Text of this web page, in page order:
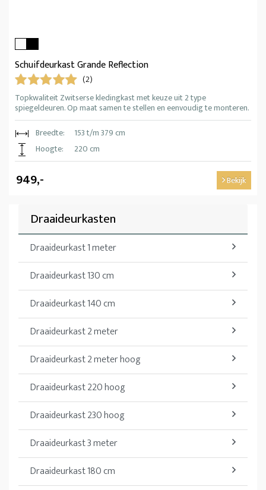
Schuifdeurkast Grande Reflection
(2)
Topkwaliteit Zwitserse kledingkast met keuze uit 2 type
spiegeldeuren. Op maat samen te stellen en eenvoudig te monteren.
Breedte:
153 t/m 379 cm
Hoogte:
220 cm
949,- Bekijk
Draaideurkasten
Draaideurkast 1 meter
Draaideurkast 130 cm
Draaideurkast 140 cm
Draaideurkast 2 meter
Draaideurkast 2 meter hoog
Draaideurkast 220 hoog
Draaideurkast 230 hoog
Draaideurkast 3 meter
Draaideurkast 180 cm